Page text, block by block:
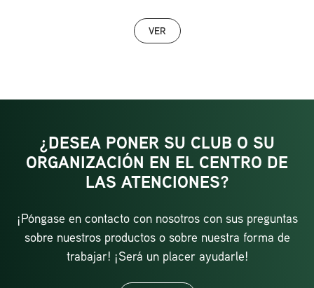
VER
¿DESEA PONER SU CLUB O SU
ORGANIZACIÓN EN EL CENTRO DE
LAS ATENCIONES?
¡Póngase en contacto con nosotros con sus preguntas
sobre nuestros productos o sobre nuestra forma de
trabajar! ¡Será un placer ayudarle!